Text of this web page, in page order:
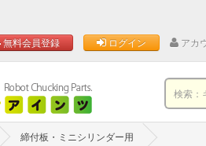
無料会員登録
ログイン アカ
締付板・ミニシリンダー用